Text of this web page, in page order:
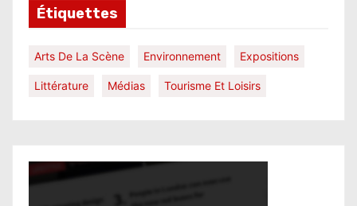
Étiquettes
Arts De La Scène Environnement Expositions
Littérature Médias Tourisme Et Loisirs